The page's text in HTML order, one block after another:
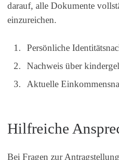
darauf, alle Dokumente
einzureichen.
Persönliche
Nachweis über
Aktuelle
Hilfreiche
Bei Fragen zur